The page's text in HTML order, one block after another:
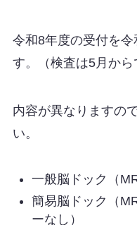
令和8年度の受付を
す。（検査は5月から
内容が異なりますの
い。
一般脳ドック（
簡易脳ドック（
ーなし）